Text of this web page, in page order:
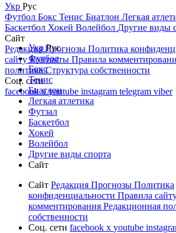
Укр Рус
Футбол Бокс Тенис Биатлон Легкая
Баскетбол Хокей Волейбол Другие виды
Сайт
РедакцияПрогнозы Политика
сайтуКонтакты Правила
политикаСтруктура собственности
Соц. сети
facebookxyoutube instagram telegram viber
УкрРус
Футбол
Бокс
Тенис
Биатлон
Легкая атлетика
Футзал
Баскетбол
Хокей
Волейбол
Другие виды спорта
Сайт
Сайт Редакция Прогнозы Политика
конфиденциальности Правила
комментирования Редакционная
собственности
Соц. сети facebook x youtube